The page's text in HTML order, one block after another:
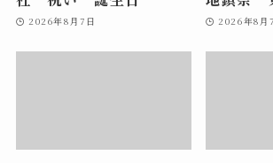
2026年8月7日 2026年8月